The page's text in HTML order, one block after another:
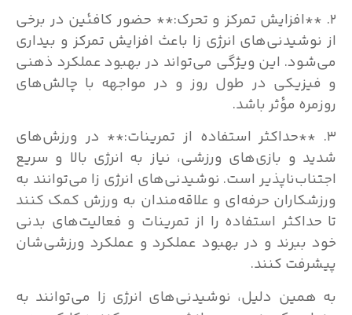
۲. **افزایش تمرکز و تحرک:** حضور کافئین در برخی
از نوشیدنی‌های انرژی زا باعث افزایش تمرکز و بیداری
می‌شود. این ویژگی می‌تواند در بهبود عملکرد ذهنی
و فیزیکی در طول روز و در مواجهه با چالش‌های
روزمره مؤثر باشد.
۳. **حداکثر استفاده از تمرینات:** در ورزش‌های
شدید و بازی‌های ورزشی، نیاز به انرژی بالا و سریع
اجتناب‌ناپذیر است. نوشیدنی‌های انرژی زا می‌توانند به
ورزشکاران حرفه‌ای و علاقه‌مندان به ورزش کمک کنند
تا حداکثر استفاده را از تمرینات و فعالیت‌های بدنی
خود ببرند و در بهبود عملکرد و عملکرد ورزشی‌شان
پیشرفت کنند.
به همین دلیل، نوشیدنی‌های انرژی زا می‌توانند به